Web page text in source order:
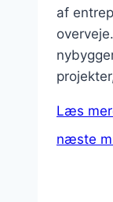
af
Læs
næste